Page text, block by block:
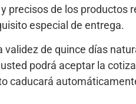
precisos de los productos
especial de entrega.
de quince días
podrá aceptar la
caducará